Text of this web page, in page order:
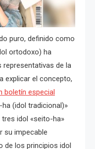
puro, definido como
ortodoxo) ha
representativas de la
explicar el concepto,
boletín especial
(idol tradicional)»
idol «seito-ha»
su impecable
de los principios idol